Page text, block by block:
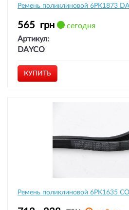
Ремень поликлиновой 6PK1873
565 грн
сегодня
Артикул:
DAYCO
КУПИТЬ
Ремень поликлиновой 6PK1635